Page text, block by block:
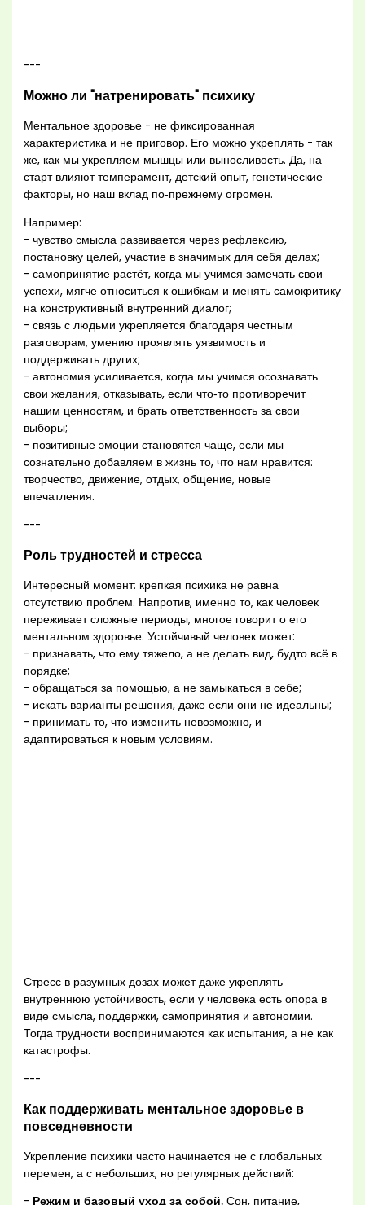
---
Можно ли "натренировать" психику
Ментальное здоровье - не фиксированная
характеристика и не приговор. Его можно укреплять - так
же, как мы укрепляем мышцы или выносливость. Да, на
старт влияют темперамент, детский опыт, генетические
факторы, но наш вклад по‑прежнему огромен.
Например:
- чувство смысла развивается через рефлексию,
постановку целей, участие в значимых для себя делах;
- самопринятие растёт, когда мы учимся замечать свои
успехи, мягче относиться к ошибкам и менять самокритику
на конструктивный внутренний диалог;
- связь с людьми укрепляется благодаря честным
разговорам, умению проявлять уязвимость и
поддерживать других;
- автономия усиливается, когда мы учимся осознавать
свои желания, отказывать, если что‑то противоречит
нашим ценностям, и брать ответственность за свои
выборы;
- позитивные эмоции становятся чаще, если мы
сознательно добавляем в жизнь то, что нам нравится:
творчество, движение, отдых, общение, новые
впечатления.
---
Роль трудностей и стресса
Интересный момент: крепкая психика не равна
отсутствию проблем. Напротив, именно то, как человек
переживает сложные периоды, многое говорит о его
ментальном здоровье. Устойчивый человек может:
- признавать, что ему тяжело, а не делать вид, будто всё в
порядке;
- обращаться за помощью, а не замыкаться в себе;
- искать варианты решения, даже если они не идеальны;
- принимать то, что изменить невозможно, и
адаптироваться к новым условиям.
Стресс в разумных дозах может даже укреплять
внутреннюю устойчивость, если у человека есть опора в
виде смысла, поддержки, самопринятия и автономии.
Тогда трудности воспринимаются как испытания, а не как
катастрофы.
---
Как поддерживать ментальное здоровье в
повседневности
Укрепление психики часто начинается не с глобальных
перемен, а с небольших, но регулярных действий:
- Режим и базовый уход за собой. Сон, питание,